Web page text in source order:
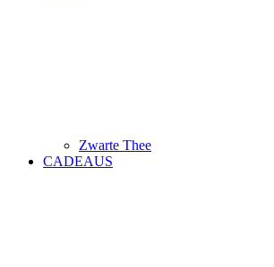
Zwarte Thee
CADEAUS